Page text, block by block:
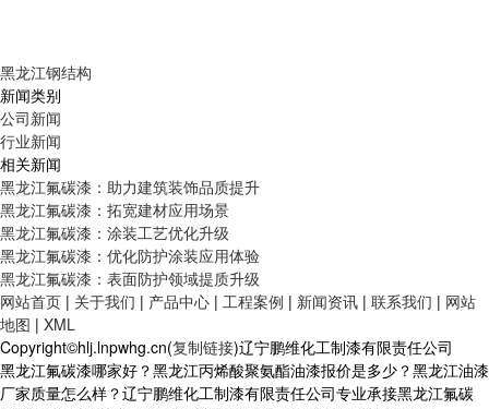
黑龙江钢结构
新闻类别
公司新闻
行业新闻
相关新闻
黑龙江氟碳漆：助力建筑装饰品质提升
黑龙江氟碳漆：拓宽建材应用场景
黑龙江氟碳漆：涂装工艺优化升级
黑龙江氟碳漆：优化防护涂装应用体验
黑龙江氟碳漆：表面防护领域提质升级
网站首页 | 关于我们 | 产品中心 | 工程案例 | 新闻资讯 | 联系我们 | 网站
地图 | XML
Copyright©hlj.lnpwhg.cn(复制链接)辽宁鹏维化工制漆有限责任公司
黑龙江氟碳漆哪家好？黑龙江丙烯酸聚氨酯油漆报价是多少？黑龙江油漆
厂家质量怎么样？辽宁鹏维化工制漆有限责任公司专业承接黑龙江氟碳